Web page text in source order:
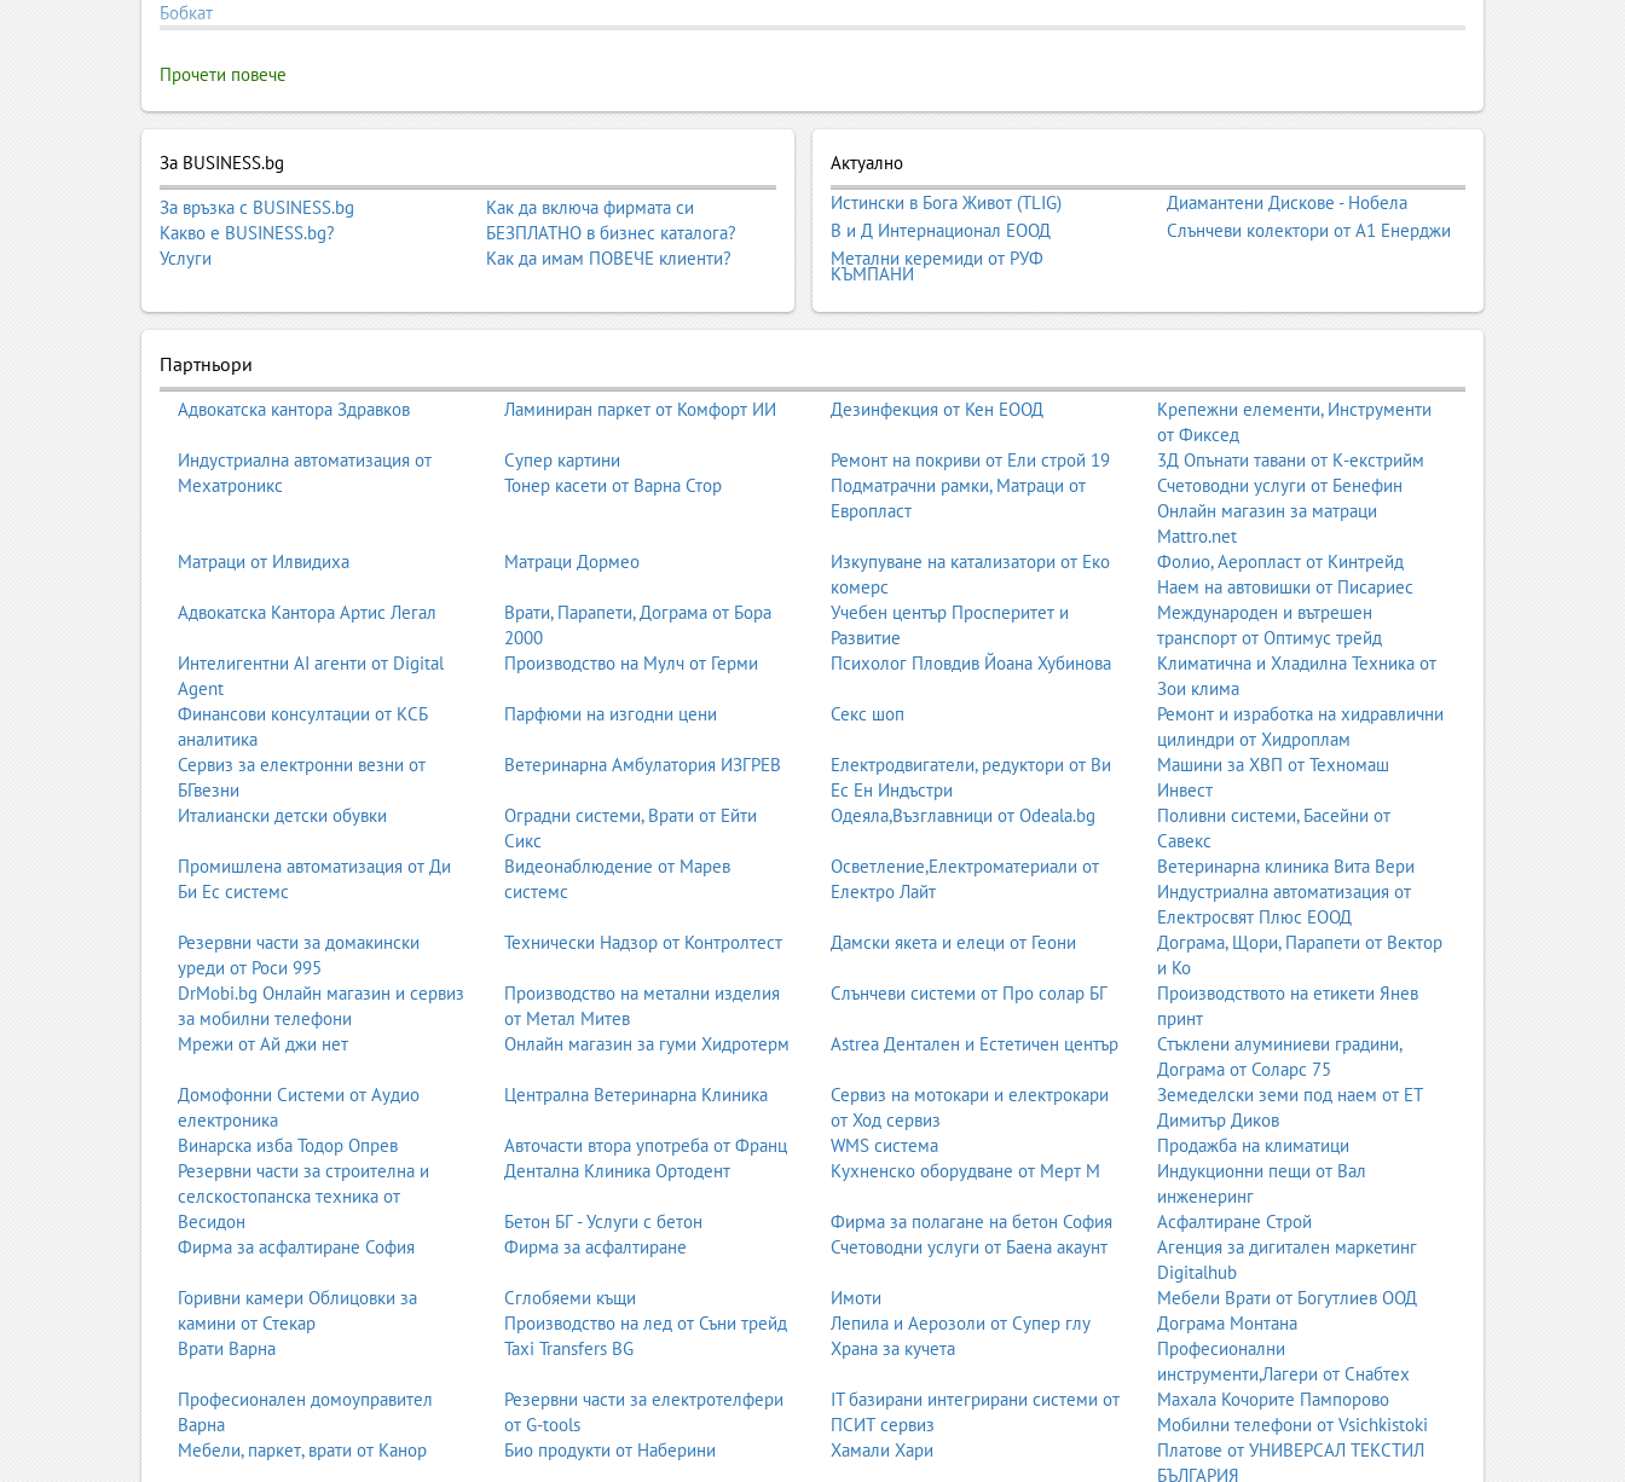
Бобкат
Прочети повече
За BUSINESS.bg
За връзка с BUSINESS.bg
Какво е BUSINESS.bg?
Услуги
Как да включа фирмата си
БЕЗПЛАТНО в бизнес каталога?
Как да имам ПОВЕЧЕ клиенти?
Актуално
Истински в Бога Живот (TLIG)
Диамантени Дискове - Нобела
В и Д Интернационал ЕООД
Слънчеви колектори от А1 Енерджи
Метални керемиди от РУФ
КЪМПАНИ
Партньори
Адвокатска кантора Здравков Ламиниран паркет от Комфорт ИИ Дезинфекция от Кен ЕООД
Крепежни елементи, Инструменти
от Фиксед
Индустриална автоматизация от
Мехатроникс
Супер картини Ремонт на покриви от Ели строй 19
3Д Опънати тавани от К-екстрийм
Тонер касети от Варна Стор
Подматрачни рамки, Матраци от
Европласт
Счетоводни услуги от Бенефин
Онлайн магазин за матраци
Mattro.net
Матраци от Илвидиха
Матраци Дормео
Изкупуване на катализатори от Еко
комерс
Фолио, Аеропласт от Кинтрейд
Наем на автовишки от Писариес
Адвокатска Кантора Артис Легал
Врати, Парапети, Дограма от Бора
2000
Учебен център Просперитет и
Развитие
Международен и вътрешен
транспорт от Оптимус трейд
Интелигентни AI агенти от Digital
Agent
Производство на Мулч от Герми Психолог Пловдив Йоана Хубинова
Климатична и Хладилна Техника от
Зои клима
Финансови консултации от КСБ
аналитика
Парфюми на изгодни цени Секс шоп
Ремонт и изработка на хидравлични
цилиндри от Хидроплам
Сервиз за електронни везни от
БГвезни
Ветеринарна Амбулатория ИЗГРЕВ
Електродвигатели, редуктори от Ви
Ес Ен Индъстри
Машини за ХВП от Техномаш
Инвест
Италиански детски обувки
Оградни системи, Врати от Ейти
Сикс
Одеяла,Възглавници от Odeala.bg
Поливни системи, Басейни от
Савекс
Промишлена автоматизация от Ди
Би Ес системс
Видеонаблюдение от Марев
системс
Осветление,Електроматериали от
Електро Лайт
Ветеринарна клиника Вита Вери
Индустриална автоматизация от
Електросвят Плюс ЕООД
Резервни части за домакински
уреди от Роси 995
Технически Надзор от Контролтест Дамски якета и елеци от Геони
Дограма, Щори, Парапети от Вектор
и Ко
DrMobi.bg Онлайн магазин и сервиз
за мобилни телефони
Производство на метални изделия
от Метал Митев
Слънчеви системи от Про солар БГ
Производството на етикети Янев
принт
Мрежи от Ай джи нет
Онлайн магазин за гуми Хидротерм Astrea Дентален и Естетичен център
Стъклени алуминиеви градини,
Дограма от Соларс 75
Домофонни Системи от Аудио
електроника
Централна Ветеринарна Клиника
Сервиз на мотокари и електрокари
от Ход сервиз
Земеделски земи под наем от ЕТ
Димитър Диков
Винарска изба Тодор Опрев
Авточасти втора употреба от Франц WMS система
Продажба на климатици
Резервни части за строителна и
селскостопанска техника от
Весидон
Дентална Клиника Ортодент Кухненско оборудване от Мерт М
Индукционни пещи от Вал
инженеринг
Бетон БГ - Услуги с бетон
Фирма за полагане на бетон София
Асфалтиране Строй
Фирма за асфалтиране София
Фирма за асфалтиране Счетоводни услуги от Баена акаунт
Агенция за дигитален маркетинг
Digitalhub
Горивни камери Облицовки за
камини от Стекар
Сглобяеми къщи Имоти
Мебели Врати от Богутлиев ООД
Производство на лед от Съни трейд
Лепила и Аерозоли от Супер глу
Дограма Монтана
Врати Варна
Taxi Transfers BG Храна за кучета
Професионални
инструменти,Лагери от Снабтех
Професионален домоуправител
Варна
Резервни части за електротелфери
от G-tools
IT базирани интегрирани системи от
ПСИТ сервиз
Махала Кочорите Пампорово
Мобилни телефони от Vsichkistoki
Мебели, паркет, врати от Канор
Био продукти от Наберини Хамали Хари
Платове от УНИВЕРСАЛ ТЕКСТИЛ
БЪЛГАРИЯ